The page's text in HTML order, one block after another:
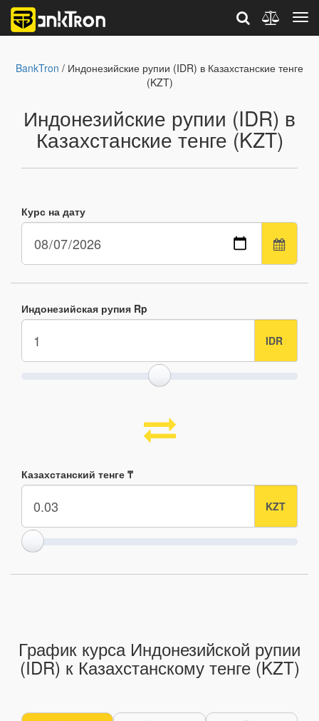
BankTron / Индонезийские рупии (IDR) в Казахстанские тенге
(KZT)
Индонезийские рупии (IDR) в
Казахстанские тенге (KZT)
Курс на дату
Индонезийская рупия Rp
Казахстанский тенге ₸
График курса Индонезийской рупии
(IDR) к Казахстанскому тенге (KZT)